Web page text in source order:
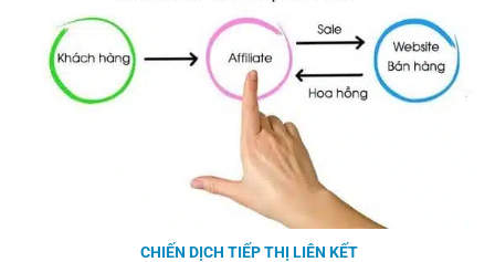
CHIẾN DỊCH TIẾP THỊ LIÊN KẾT